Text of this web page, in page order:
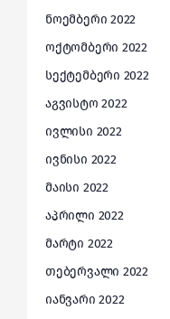
ნოემბერი 2022
ოქტომბერი 2022
სექტემბერი 2022
აგვისტო 2022
ივლისი 2022
ივნისი 2022
მაისი 2022
აპრილი 2022
მარტი 2022
თებერვალი 2022
იანვარი 2022